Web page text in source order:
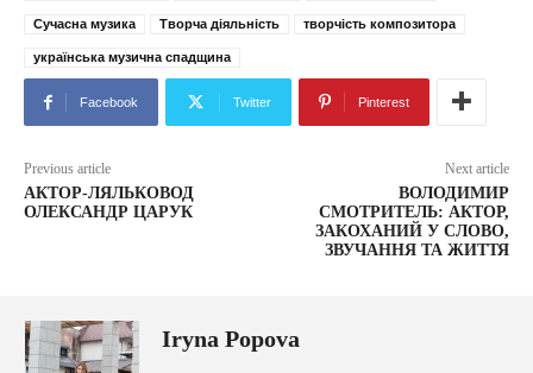
Сучасна музика Творча діяльність творчість композитора
українська музична спадщина
Facebook Twitter Pinterest
Previous article
АКТОР-ЛЯЛЬКОВОД
ОЛЕКСАНДР ЦАРУК
Next article
ВОЛОДИМИР
СМОТРИТЕЛЬ: АКТОР,
ЗАКОХАНИЙ У СЛОВО,
ЗВУЧАННЯ ТА ЖИТТЯ
Iryna Popova